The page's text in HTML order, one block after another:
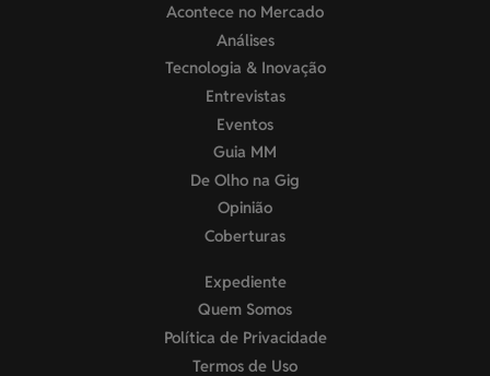
Acontece no Mercado
Análises
Tecnologia & Inovação
Entrevistas
Eventos
Guia MM
De Olho na Gig
Opinião
Coberturas
Expediente
Quem Somos
Política de Privacidade
Termos de Uso